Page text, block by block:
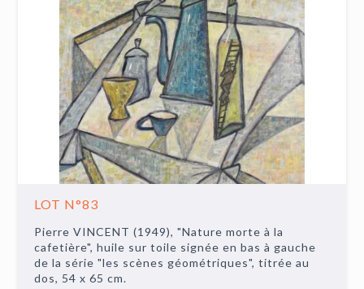
LOT N°83
Pierre VINCENT (1949), "Nature morte à la
cafetière", huile sur toile signée en bas à gauche
de la série "les scènes géométriques", titrée au
dos, 54 x 65 cm.